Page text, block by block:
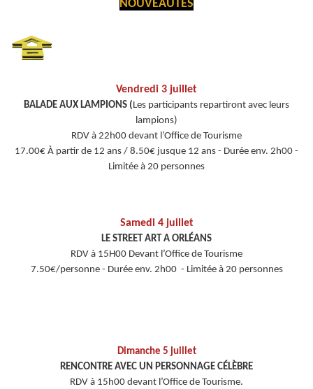
NOUVEAUTÉS
Vendredi 3 juillet
BALADE AUX LAMPIONS (Les participants repartiront avec leurs
lampions)
RDV à 22h00 devant l’Office de Tourisme
17.00€ À partir de 12 ans / 8.50€ jusque 12 ans - Durée env. 2h00 -
Limitée à 20 personnes
Samedi 4 juillet
LE STREET ART A ORLÉANS
RDV à 15H00 Devant l’Office de Tourisme
7.50€/personne - Durée env. 2h00 - Limitée à 20 personnes
Dimanche 5 juillet
RENCONTRE AVEC UN PERSONNAGE CÉLÈBRE
RDV à 15h00 devant l’Office de Tourisme.